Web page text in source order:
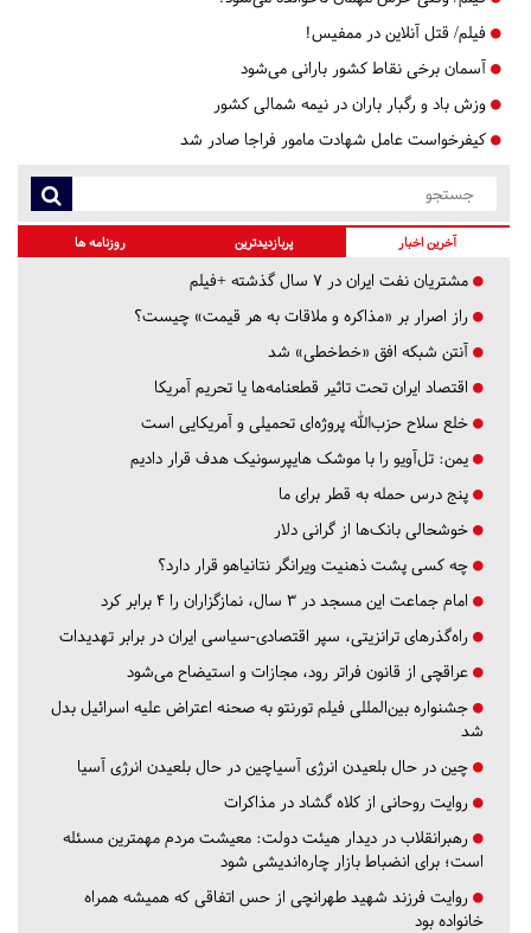
فیلم/ قتل آنلاین در ممفیس!
آسمان برخی نقاط کشور بارانی می‌شود
وزش باد و رگبار باران در نیمه شمالی کشور
کیفرخواست عامل شهادت مامور فراجا صادر شد
آخرین اخبار پربازدیدترین روزنامه ها
مشتریان نفت ایران در ۷ سال گذشته +فیلم
راز اصرار بر «مذاکره و ملاقات به هر قیمت» چیست؟
آنتن شبکه افق «خط‌خطی» شد
اقتصاد ایران تحت تاثیر قطعنامه‌ها یا تحریم‌ آمریکا
خلع سلاح حزب‌الله پروژه‌ای تحمیلی و آمریکایی است
یمن: تل‌آویو را با موشک هایپرسونیک هدف قرار دادیم
پنج درس‌ حمله به قطر برای ما
خوشحالی بانک‌ها از گرانی دلار
چه کسی پشت ذهنیت ویرانگر نتانیاهو قرار دارد؟
امام جماعت این مسجد در ۳ سال، نمازگزاران را ۴ برابر کرد
راه‌گذرهای ترانزیتی، سپر اقتصادی-سیاسی ایران در برابر تهدیدات
عراقچی از قانون فراتر رود، مجازات و استیضاح می‌شود
جشنواره بین‌المللی فیلم تورنتو به صحنه اعتراض علیه اسرائیل بدل
شد
چین در حال بلعیدن انرژی آسیاچین در حال بلعیدن انرژی آسیا
روایت روحانی از کلاه گشاد در مذاکرات
رهبرانقلاب در دیدار هیئت دولت: معیشت مردم مهمترین مسئله
است؛ برای انضباط بازار چاره‌اندیشی شود
روایت فرزند شهید طهرانچی از حس اتفاقی که همیشه همراه
خانواده بود